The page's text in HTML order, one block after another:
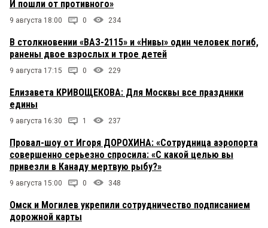
И пошли от противного»
9 августа 18:00 0 234
В столкновении «ВАЗ-2115» и «Нивы» один человек погиб,
ранены двое взрослых и трое детей
9 августа 17:15 0 229
Елизавета КРИВОЩЕКОВА: Для Москвы все праздники
едины
9 августа 16:30 1 237
Провал-шоу от Игоря ДОРОХИНА: «Сотрудница аэропорта
совершенно серьезно спросила: «С какой целью вы
привезли в Канаду мертвую рыбу?»
9 августа 15:00 0 348
Омск и Могилев укрепили сотрудничество подписанием
дорожной карты